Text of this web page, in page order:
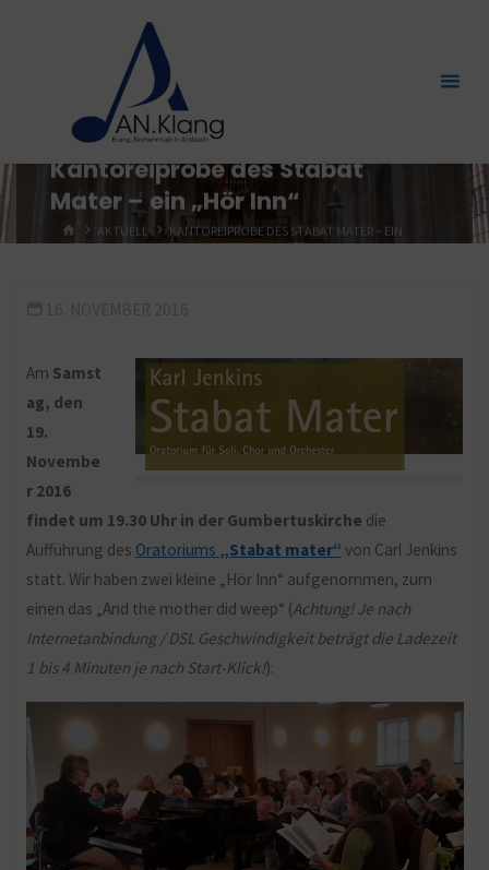
Kantoreiprobe des Stabat
Mater – ein „Hör Inn“
STARTAKTUELL
KANTOREIPROBE DES STABAT MATER – EIN
„HÖR INN“
Am Samst
ag, den
19.
Novembe
r 2016
findet um 19.30 Uhr in der Gumbertuskirche die
Aufführung des Oratoriums „Stabat mater“ von Carl Jenkins
statt. Wir haben zwei kleine „Hör Inn“ aufgenommen, zum
einen das „And the mother did weep“ (Achtung! Je nach
Internetanbindung / DSL Geschwindigkeit beträgt die Ladezeit
1 bis 4 Minuten je nach Start-Klick!):
Video-
Player